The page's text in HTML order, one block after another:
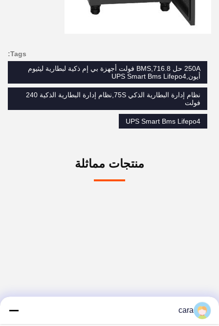
Tags:
250A حل BMS,716.8 فولت أجهزة بي إم ذكية لبطارية ليثيوم
أيون,UPS Smart Bms Lifepo4
نظام إدارة البطارية الذكي 75S,نظام إدارة البطارية الذكية 240
فولت
UPS Smart Bms Lifepo4
منتجات مماثلة
cara